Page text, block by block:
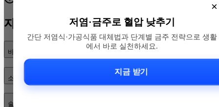
×
저염·금주로 혈압 낮추기
간단 저염식·가공식품 대체법과 단계별 금주 전략으로 생활
에서 바로 실천하세요.
지금 받기
자주 묻는 질문
바쁜 일상에서 고혈압을 낮추려면 어디서부터 시작해야 하나요?
소금과 가공식품은 어떻게 줄이나요? 장보기·조리 팁은?
술을 완전히 끊기 어렵습니다. 현실적인 감량 방법과 실전 전략은?